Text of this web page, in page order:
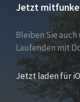
Jetzt
Bleiben Sie
Laufenden mit
Jetzt laden für